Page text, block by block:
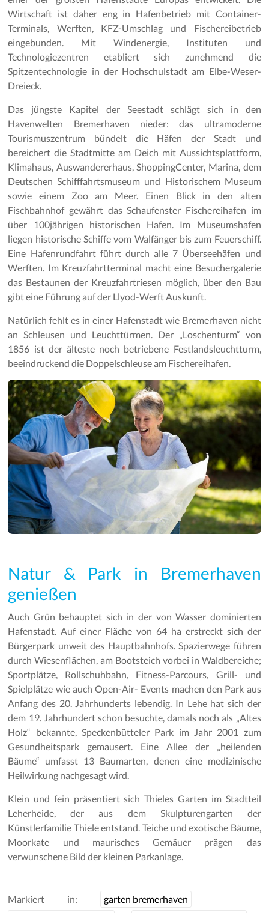
Wirtschaft ist daher eng in Hafenbetrieb mit Container-
Terminals, Werften, KFZ-Umschlag und Fischereibetrieb
eingebunden. Mit Windenergie, Instituten und
Technologiezentren etabliert sich zunehmend die
Spitzentechnologie in der Hochschulstadt am Elbe-Weser-
Dreieck.
Das jüngste Kapitel der Seestadt schlägt sich in den
Havenwelten Bremerhaven nieder: das ultramoderne
Tourismuszentrum bündelt die Häfen der Stadt und
bereichert die Stadtmitte am Deich mit Aussichtsplattform,
Klimahaus, Auswandererhaus, ShoppingCenter, Marina, dem
Deutschen Schifffahrtsmuseum und Historischem Museum
sowie einem Zoo am Meer. Einen Blick in den alten
Fischbahnhof gewährt das Schaufenster Fischereihafen im
über 100jährigen historischen Hafen. Im Museumshafen
liegen historische Schiffe vom Walfänger bis zum Feuerschiff.
Eine Hafenrundfahrt führt durch alle 7 Überseehäfen und
Werften. Im Kreuzfahrtterminal macht eine Besuchergalerie
das Bestaunen der Kreuzfahrtriesen möglich, über den Bau
gibt eine Führung auf der Llyod-Werft Auskunft.
Natürlich fehlt es in einer Hafenstadt wie Bremerhaven nicht
an Schleusen und Leuchttürmen. Der „Loschenturm“ von
1856 ist der älteste noch betriebene Festlandsleuchtturm,
beeindruckend die Doppelschleuse am Fischereihafen.
Natur & Park in Bremerhaven
genießen
Auch Grün behauptet sich in der von Wasser dominierten
Hafenstadt. Auf einer Fläche von 64 ha erstreckt sich der
Bürgerpark unweit des Hauptbahnhofs. Spazierwege führen
durch Wiesenflächen, am Bootsteich vorbei in Waldbereiche;
Sportplätze, Rollschuhbahn, Fitness-Parcours, Grill- und
Spielplätze wie auch Open-Air- Events machen den Park aus
Anfang des 20. Jahrhunderts lebendig. In Lehe hat sich der
dem 19. Jahrhundert schon besuchte, damals noch als „Altes
Holz“ bekannte, Speckenbütteler Park im Jahr 2001 zum
Gesundheitspark gemausert. Eine Allee der „heilenden
Bäume“ umfasst 13 Baumarten, denen eine medizinische
Heilwirkung nachgesagt wird.
Klein und fein präsentiert sich Thieles Garten im Stadtteil
Leherheide, der aus dem Skulpturengarten der
Künstlerfamilie Thiele entstand. Teiche und exotische Bäume,
Moorkate und maurisches Gemäuer prägen das
verwunschene Bild der kleinen Parkanlage.
Markiert in:
garten bremerhaven